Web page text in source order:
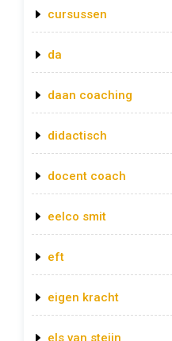
cursussen
da
daan coaching
didactisch
docent coach
eelco smit
eft
eigen kracht
els van steijn